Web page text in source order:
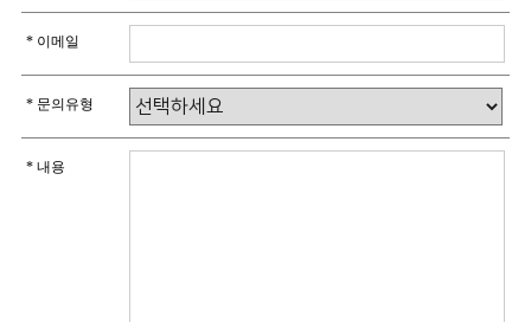
* 이메일
* 문의유형
* 내용